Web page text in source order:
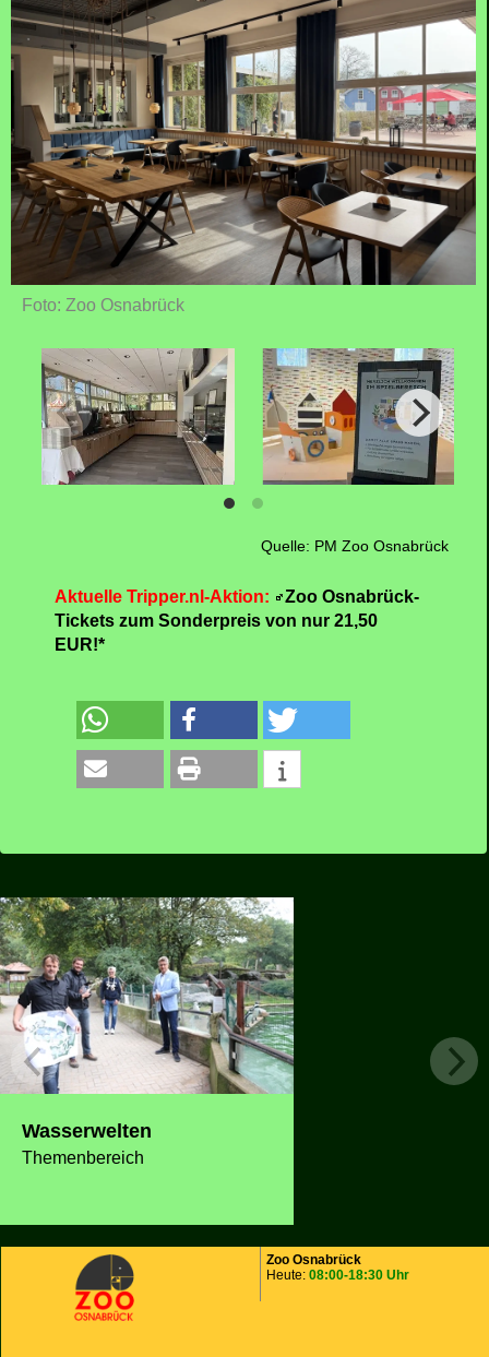
Foto: Zoo Osnabrück
Quelle: PM Zoo Osnabrück
Aktuelle Tripper.nl-Aktion:
Zoo Osnabrück-
Tickets zum Sonderpreis von nur 21,50
EUR!*
Wasserwelten
Themenbereich
Zoo Osnabrück
Heute: 08:00-18:30 Uhr